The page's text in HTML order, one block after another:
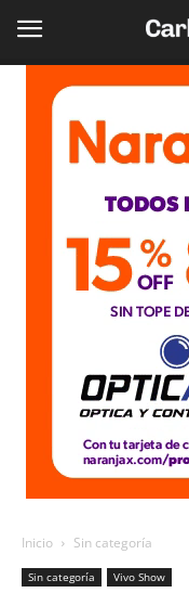
Inicio Sin categoría
Sin categoría Vivo Show